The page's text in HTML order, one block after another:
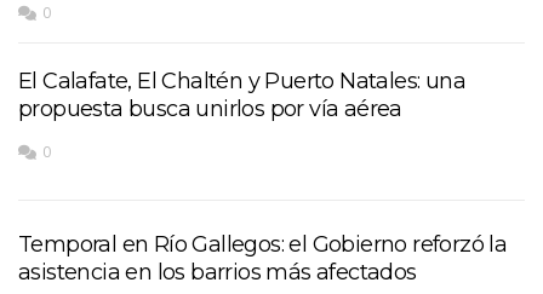
0
El Calafate, El Chaltén y Puerto Natales: una
propuesta busca unirlos por vía aérea
0
Temporal en Río Gallegos: el Gobierno reforzó la
asistencia en los barrios más afectados